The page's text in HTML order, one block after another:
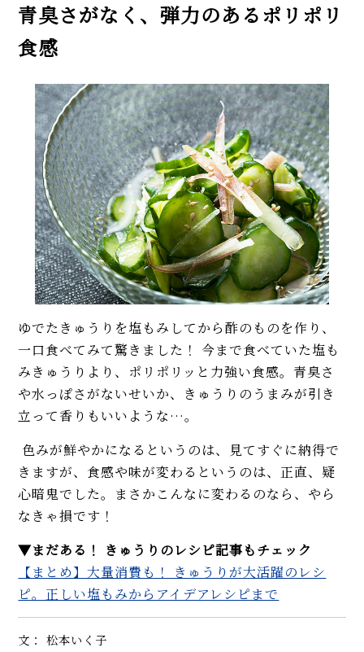
青臭さがなく、弾力のあるポリポリ
食感
ゆでたきゅうりを塩もみしてから酢のものを作り、
一口食べてみて驚きました！ 今まで食べていた塩も
みきゅうりより、ポリポリッと力強い食感。青臭さ
や水っぽさがないせいか、きゅうりのうまみが引き
立って香りもいいような…。
色みが鮮やかになるというのは、見てすぐに納得で
きますが、食感や味が変わるというのは、正直、疑
心暗鬼でした。まさかこんなに変わるのなら、やら
なきゃ損です！
▼まだある！ きゅうりのレシピ記事もチェック
【まとめ】大量消費も！ きゅうりが大活躍のレシ
ピ。正しい塩もみからアイデアレシピまで
文： 松本いく子